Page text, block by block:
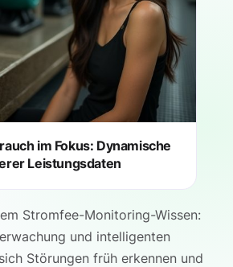
im Fokus: Dynamische
Leistungsdaten
Stromfee-Monitoring-Wissen:
und intelligenten
Störungen früh erkennen und